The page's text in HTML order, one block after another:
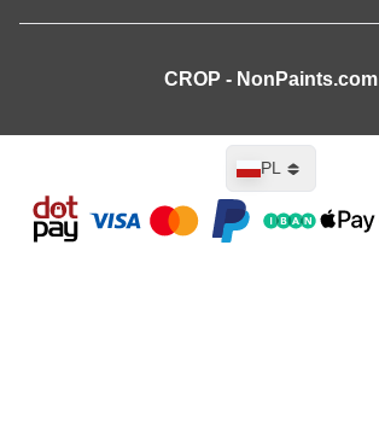
CROP - NonPaints.com
PL